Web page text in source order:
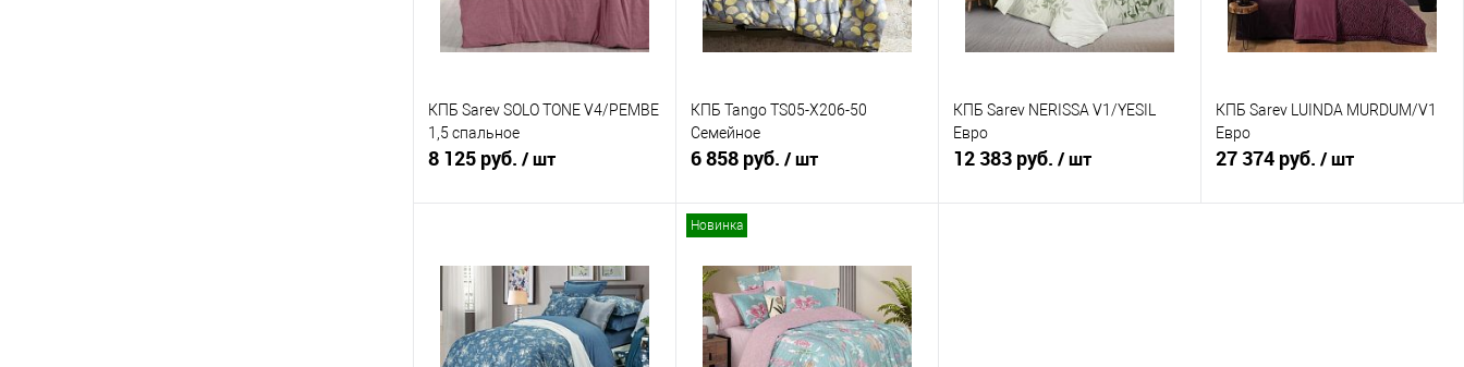
КПБ Sarev SOLO TONE V4/PEMBE
1,5 спальное
8 125 руб. / шт
Купить в 1 клик
Сравнение
В избранное
В наличии
КПБ Tango TS05-X206-50
Семейное
6 858 руб. / шт
Купить в 1 клик
Сравнение
В избранное
В наличии
КПБ Sarev NERISSA V1/YESIL
Евро
12 383 руб. / шт
КПБ Sarev LUINDA MURDUM/V1
Евро
27 374 руб. / шт
Новинка